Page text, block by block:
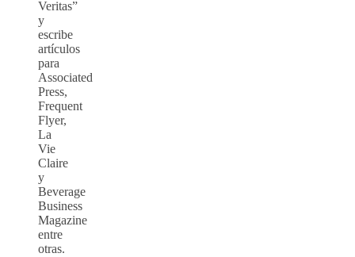
Veritas”
y
escribe
artículos
para
Associated
Press,
Frequent
Flyer,
La
Vie
Claire
y
Beverage
Business
Magazine
entre
otras.